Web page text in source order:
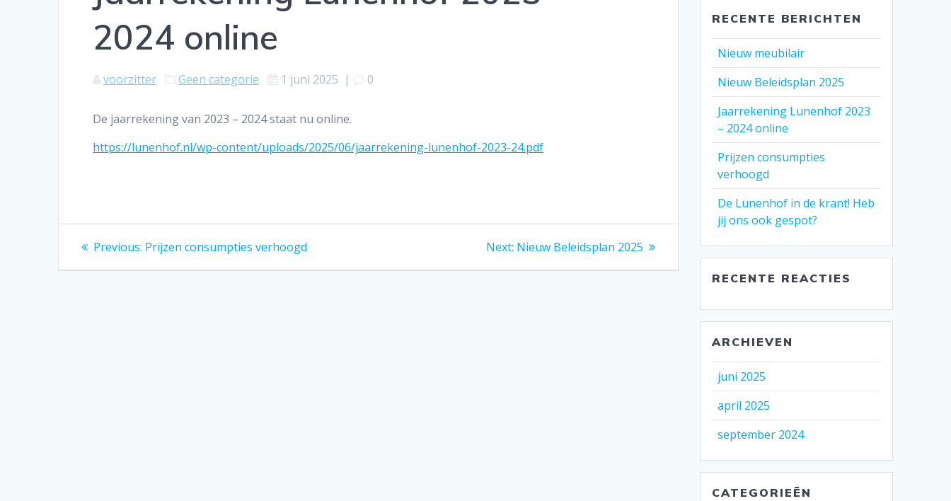
2024 online
voorzitter Geen categorie 1 juni 2025 | 0
De jaarrekening van 2023 – 2024 staat nu online.
https://lunenhof.nl/wp-content/uploads/2025/06/jaarrekening-lunenhof-2023-24.pdf
Bericht
navigatie
Previous: Previous
Prijzen consumpties verhoogd Next: Next
Nieuw Beleidsplan 2025
RECENTE BERICHTEN
Nieuw meubilair
Nieuw Beleidsplan 2025
Jaarrekening Lunenhof 2023
– 2024 online
Prijzen consumpties
verhoogd
De Lunenhof in de krant! Heb
jij ons ook gespot?
RECENTE REACTIES
ARCHIEVEN
juni 2025
april 2025
september 2024
CATEGORIEËN